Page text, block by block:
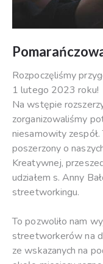
Rozpoczęliśmy
1 lutego 2023 roku!
Na wstępie
zorganizowaliśmy
niesamowity
poszerzony o
Kreatywnej,
udziałem s. Anny
streetworkingu.
To pozwoliło nam
streetworkerów na
ze wskazanych na